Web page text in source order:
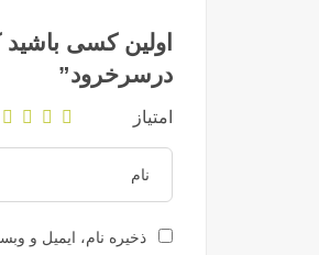
اولین کسی
درسرخرود”
امتیاز
ذخیره نام، ایمیل و